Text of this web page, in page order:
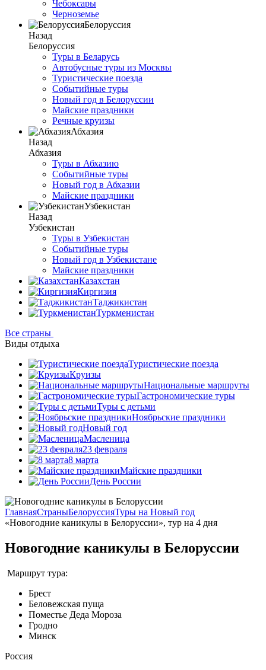
Чебоксары
Черноземье
Белоруссия
Назад
Белоруссия
Туры в Беларусь
Автобусные туры из Москвы
Туристические поезда
Событийные туры
Новый год в Белоруссии
Майские праздники
Речные круизы
Абхазия
Назад
Абхазия
Туры в Абхазию
Событийные туры
Новый год в Абхазии
Майские праздники
Узбекистан
Назад
Узбекистан
Туры в Узбекистан
Событийные туры
Новый год в Узбекистане
Майские праздники
Казахстан
Киргизия
Таджикистан
Туркменистан
Все страны
Виды отдыха
Туристические поезда
Круизы
Национальные маршруты
Гастрономические туры
Туры с детьми
Ноябрьские праздники
Новый год
Масленица
23 февраля
8 марта
Майские праздники
День России
ГлавнаяСтраныБелоруссияТуры на Новый год
«Новогодние каникулы в Белоруссии», тур на 4 дня
Новогодние каникулы в Белоруссии
Маршрут тура:
Брест
Беловежская пуща
Поместье Деда Мороза
Гродно
Минск
Россия